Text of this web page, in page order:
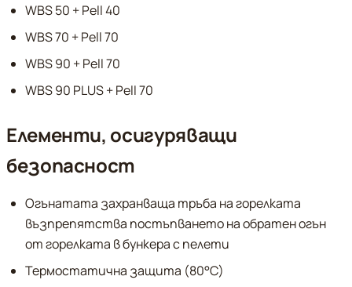
WBS 50 + Pell 40
WBS 70 + Pell 70
WBS 90 + Pell 70
WBS 90 PLUS + Pell 70
Елементи, осигуряващи
безопасност
Огънатата захранваща тръба на горелката
възпрепятства постъпването на обратен огън
от горелката в бункера с пелети
Термостатична защита (80°С)